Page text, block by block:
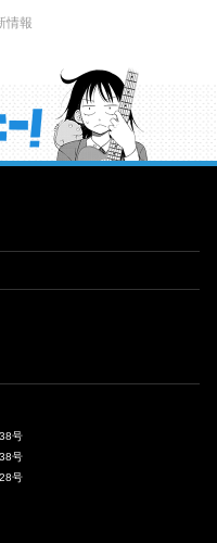
情報
ジャンプルーキー！
号
号
号